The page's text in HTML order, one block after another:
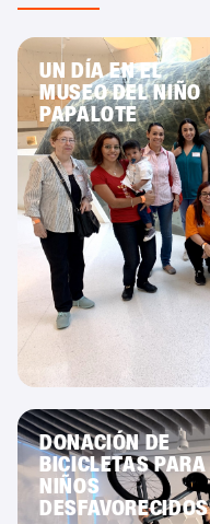
UN DÍA EN EL
MUSEO DEL NIÑO
PAPALOTE
DONACIÓN DE
BICICLETAS PARA
NIÑOS
DESFAVORECIDOS